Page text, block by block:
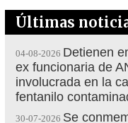
Últimas
04-08-2026 Detienen
ex funcionaria de
involucrada en la
fentanilo
30-07-2026 Se